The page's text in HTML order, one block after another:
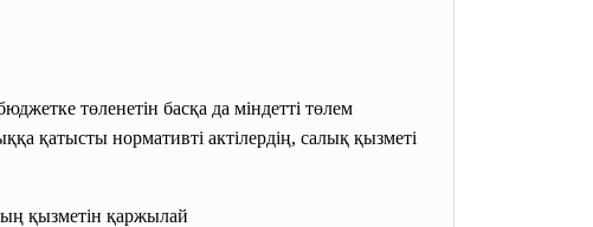
төленетін басқа да міндетті төлем
қатысты нормативті актілердің, салық қызметі
қызметін қаржылай